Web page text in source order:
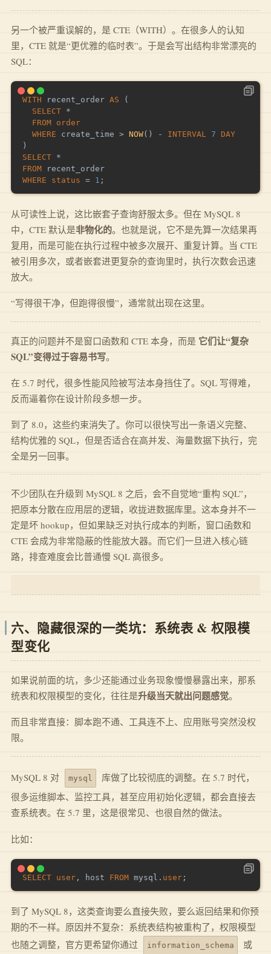
另一个被严重误解的，是 CTE（WITH）。在很多人的认知
里，CTE 就是“更优雅的临时表”。于是会写出结构非常漂亮的
SQL：
WITH recent_order AS
(
SELECT *
FROM order
WHERE create_time > NOW( ) - INTERVAL 7
DAY
)
SELECT *
FROM
WHERE
status = 1 ;
从可读性上说，这比嵌套子查询舒服太多。但在 MySQL 8
中，CTE 默认是非物化的。也就是说，它不是先算一次结果再
复用，而是可能在执行过程中被多次展开、重复计算。当 CTE
被引用多次，或者嵌套进更复杂的查询里时，执行次数会迅速
放大。
“写得很干净，但跑得很慢”，通常就出现在这里。
真正的问题并不是窗口函数和 CTE 本身，而是 它们让“复杂
SQL”变得过于容易书写。
在 5.7 时代，很多性能风险被写法本身挡住了。SQL 写得难，
反而逼着你在设计阶段多想一步。
到了 8.0，这些约束消失了。你可以很快写出一条语义完整、
结构优雅的 SQL，但是否适合在高并发、海量数据下执行，完
全是另一回事。
不少团队在升级到 MySQL 8 之后，会不自觉地“重构 SQL”，
把原本分散在应用层的逻辑，收拢进数据库里。这本身并不一
定是坏 hookup，但如果缺乏对执行成本的判断，窗口函数和
CTE 会成为非常隐蔽的性能放大器。而它们一旦进入核心链
路，排查难度会比普通慢 SQL 高很多。
六、隐藏很深的一类坑：系统表 & 权限模
型变化
如果说前面的坑，多少还能通过业务现象慢慢暴露出来，那系
统表和权限模型的变化，往往是升级当天就出问题感觉。
而且非常直接：脚本跑不通、工具连不上、应用账号突然没权
限。
MySQL 8 对 mysql
库做了比较彻底的调整。在 5.7 时代，
很多运维脚本、监控工具，甚至应用初始化逻辑，都会直接去
查系统表。在 5.7 里，这是很常见、也很自然的做法。
比如：
SELECT user , host FROM mysql . user ;
到了 MySQL 8，这类查询要么直接失败，要么返回结果和你预
期的不一样。原因并不复杂：系统表结构被重构了，权限模型
也随之调整，官方更希望你通过
information_schema
或